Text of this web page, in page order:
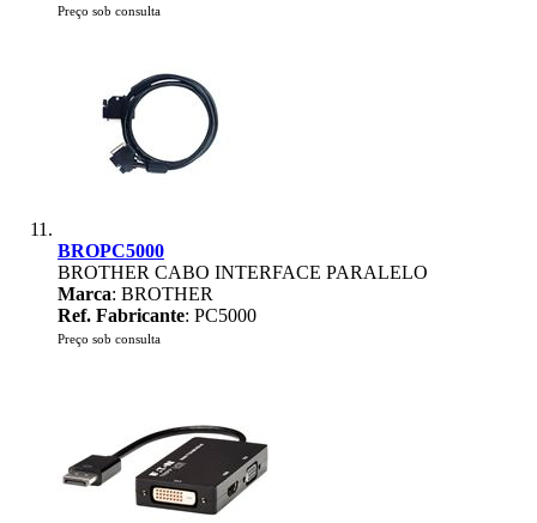
Preço sob consulta
BROPC5000
BROTHER CABO INTERFACE PARALELO
Marca: BROTHER
Ref. Fabricante: PC5000
Preço sob consulta